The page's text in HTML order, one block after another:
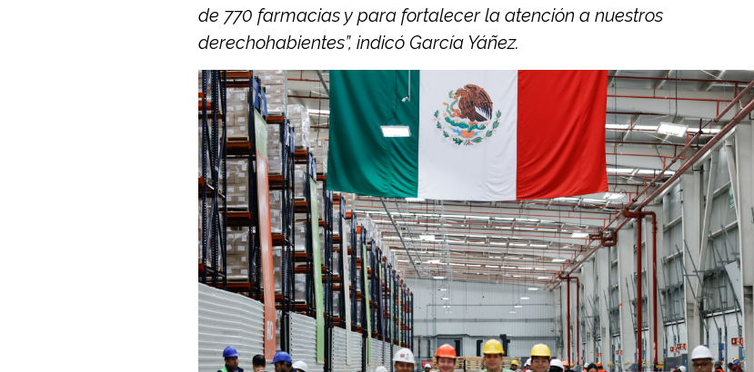
de 770 farmacias y para fortalecer la atención a nuestros
derechohabientes”, indicó García Yáñez.